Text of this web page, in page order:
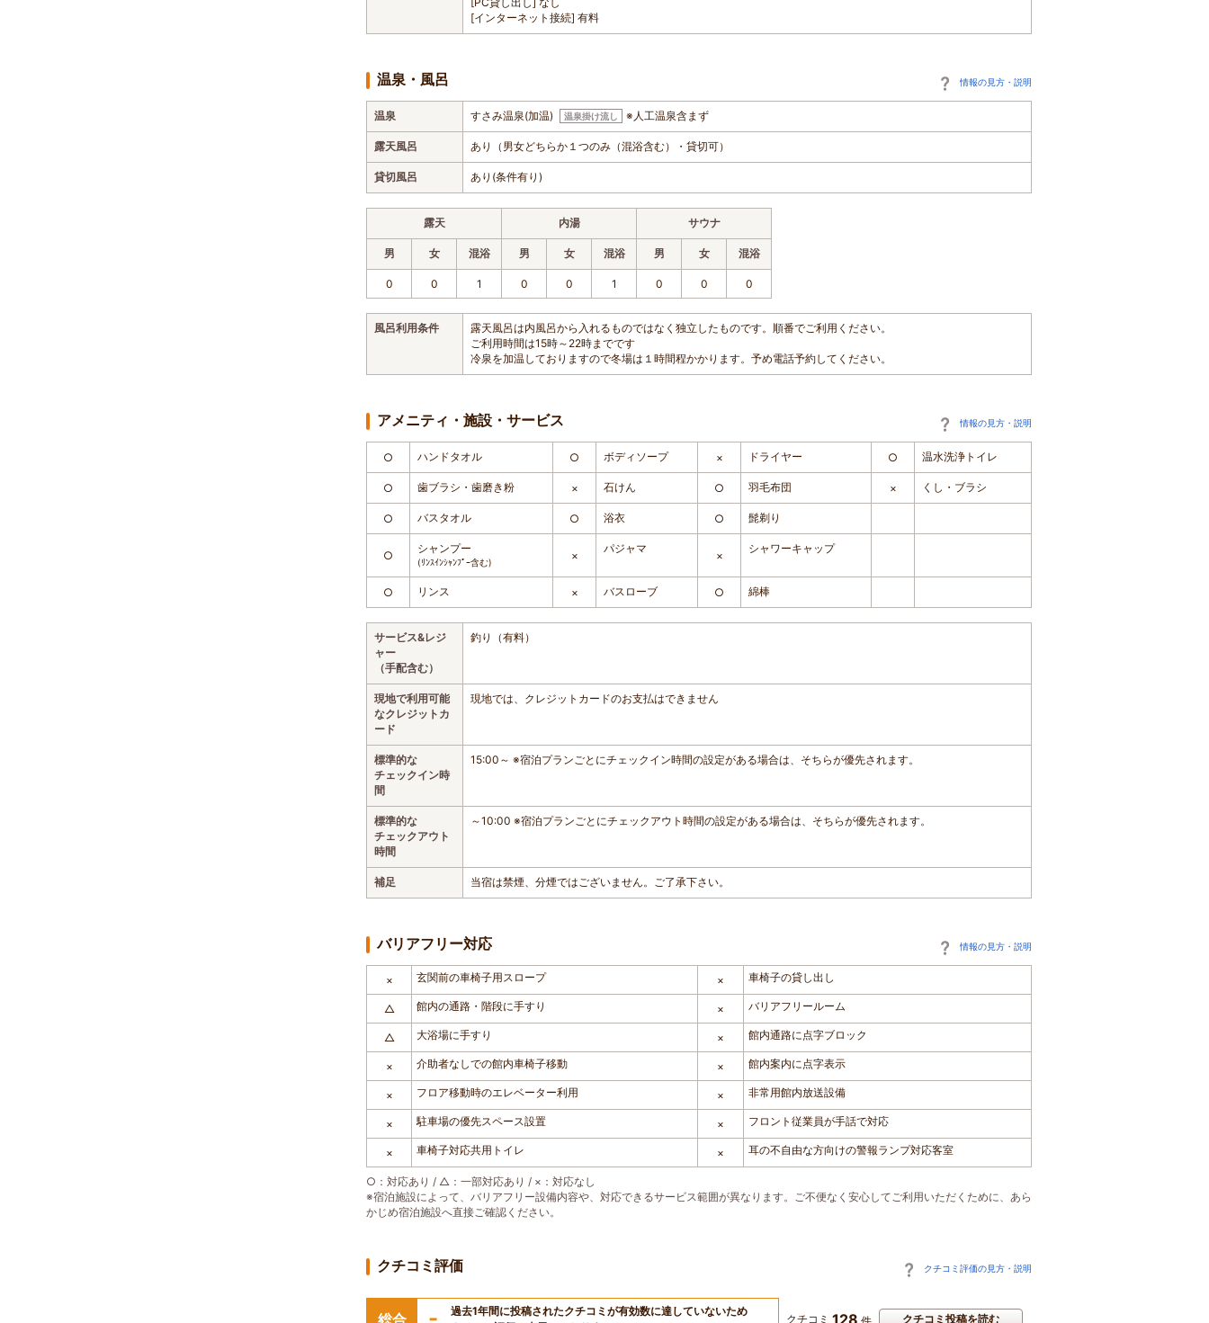
[インターネット接続] 有料
温泉・風呂 情報の見方・説明
温泉 すさみ温泉(加温) 温泉掛け流し ※人工温泉含まず
露天風呂 あり（男女どちらか１つのみ（混浴含む）・貸切可）
貸切風呂 あり(条件有り)
露天 内湯 サウナ
男 女 混浴 男 女 混浴 男 女 混浴
0 0 1 0 0 1 0 0 0
風呂利用条件
露天風呂は内風呂から入れるものではなく独立したものです。順番でご利用ください。
ご利用時間は15時～22時までです
冷泉を加温しておりますので冬場は１時間程かかります。予め電話予約してください。
アメニティ・施設・サービス 情報の見方・説明
○ ハンドタオル ○ ボディソープ × ドライヤー ○ 温水洗浄トイレ
○ 歯ブラシ・歯磨き粉 × 石けん ○ 羽毛布団 × くし・ブラシ
○ バスタオル ○ 浴衣 ○ 髭剃り
○
シャンプー
(ﾘﾝｽｲﾝｼｬﾝﾌﾟｰ含む) ×
パジャマ
×
シャワーキャップ
○ リンス × バスローブ ○ 綿棒
サービス&レジ
ャー
（手配含む）
釣り（有料）
現地で利用可能
なクレジットカ
ード
現地では、クレジットカードのお支払はできません
標準的な
チェックイン時
間
15:00～ ※宿泊プランごとにチェックイン時間の設定がある場合は、そちらが優先されます。
標準的な
チェックアウト
時間
～10:00 ※宿泊プランごとにチェックアウト時間の設定がある場合は、そちらが優先されます。
補足 当宿は禁煙、分煙ではございません。ご了承下さい。
バリアフリー対応 情報の見方・説明
× 玄関前の車椅子用スロープ × 車椅子の貸し出し
△ 館内の通路・階段に手すり × バリアフリールーム
△ 大浴場に手すり × 館内通路に点字ブロック
× 介助者なしでの館内車椅子移動 × 館内案内に点字表示
× フロア移動時のエレベーター利用 × 非常用館内放送設備
× 駐車場の優先スペース設置 × フロント従業員が手話で対応
× 車椅子対応共用トイレ × 耳の不自由な方向けの警報ランプ対応客室
○：対応あり / △：一部対応あり / ×：対応なし
※宿泊施設によって、バリアフリー設備内容や、対応できるサービス範囲が異なります。ご不便なく安心してご利用いただくために、あら
かじめ宿泊施設へ直接ご確認ください。
クチコミ評価 クチコミ評価の見方・説明
過去1年間に投稿されたクチコミが有効数に達していないため
クチコミ 128 クチコミ投稿を読む